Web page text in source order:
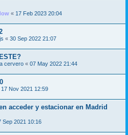
« 17 Feb 2023 20:04
« 30 Sep 2022 21:07
cervero « 07 May 2022 21:44
17 Nov 2021 12:59
acceder y estacionar en Madrid
Sep 2021 10:16